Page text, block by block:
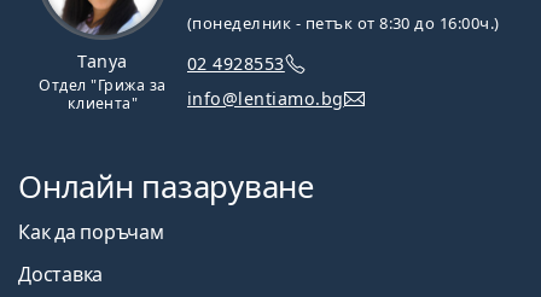
Tanya
Отдел "Грижа за
клиента"
(понеделник - петък от 8:30 до 16:00ч.)
02 4928553
info@lentiamo.bg
Онлайн пазаруване
Как да поръчам
Доставка